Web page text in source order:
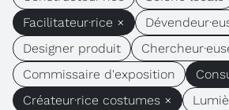
Facilitateur·rice ×
Designer produit
Commissaire d'exposition
Créateur·rice costumes ×